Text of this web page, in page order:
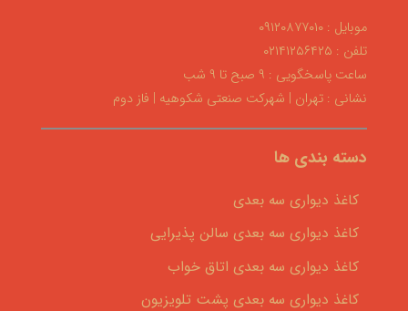
موبایل : ۰۹۱۲۰۸۷۷۰۱۰
تلفن : ۰۲۱۴۱۲۵۶۴۲۵
ساعت پاسخگویی : ۹ صبح تا ۹ شب
نشانی : تهران | شهرکت صنعتی شکوهیه | فاز دوم
دسته بندی ها
کاغذ دیواری سه بعدی
کاغذ دیواری سه بعدی سالن پذیرایی
کاغذ دیواری سه بعدی اتاق خواب
کاغذ دیواری سه بعدی پشت تلویزیون